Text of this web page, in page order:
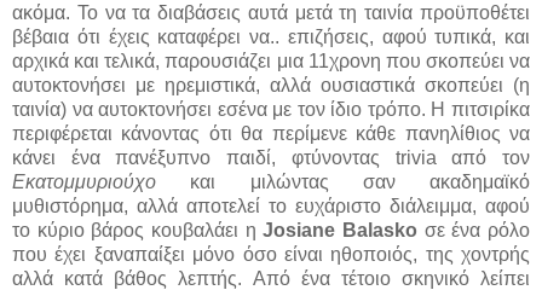
ακόμα. Το να τα διαβάσεις αυτά μετά τη ταινία προϋποθέτει
βέβαια ότι έχεις καταφέρει να.. επιζήσεις, αφού τυπικά, και
αρχικά και τελικά, παρουσιάζει μια 11χρονη που σκοπεύει να
αυτοκτονήσει με ηρεμιστικά, αλλά ουσιαστικά σκοπεύει (η
ταινία) να αυτοκτονήσει εσένα με τον ίδιο τρόπο. Η πιτσιρίκα
περιφέρεται κάνοντας ότι θα περίμενε κάθε πανηλίθιος να
κάνει ένα πανέξυπνο παιδί, φτύνοντας trivia από τον
Εκατομμυριούχο και μιλώντας σαν ακαδημαϊκό
μυθιστόρημα, αλλά αποτελεί το ευχάριστο διάλειμμα, αφού
το κύριο βάρος κουβαλάει ηJosiane Balasko σε ένα ρόλο
που έχει ξαναπαίξει μόνο όσο είναι ηθοποιός, της χοντρής
αλλά κατά βάθος λεπτής. Από ένα τέτοιο σκηνικό λείπει